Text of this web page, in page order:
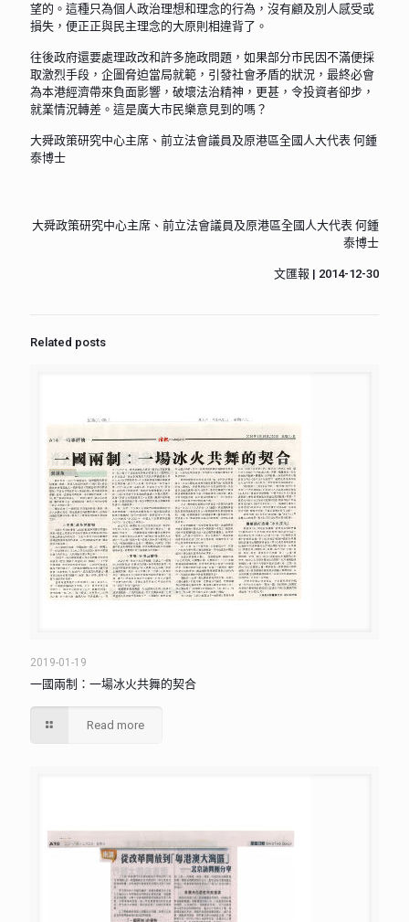
望的。這種只為個人政治理想和理念的行為，沒有顧及別人感受或
損失，便正正與民主理念的大原則相違背了。
往後政府還要處理政改和許多施政問題，如果部分市民因不滿便採
取激烈手段，企圖脅迫當局就範，引發社會矛盾的狀況，最終必會
為本港經濟帶來負面影響，破壞法治精神，更甚，令投資者卻步，
就業情況轉差。這是廣大市民樂意見到的嗎？
大舜政策研究中心主席、前立法會議員及原港區全國人大代表 何鍾
泰博士
大舜政策研究中心主席、前立法會議員及原港區全國人大代表 何鍾
泰博士
文匯報 | 2014-12-30
Related posts
2019-01-19
一國兩制：一場冰火共舞的契合
Read more